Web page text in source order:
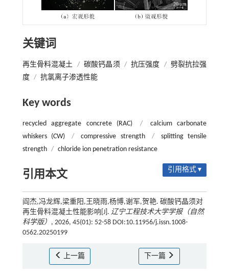
关键词
再生骨料混凝土 / 碳酸钙晶须 / 抗压强度 / 劈裂抗拉强
度 / 抗氯离子渗透性能
Key words
recycled aggregate concrete (RAC) /
calcium carbonate
whiskers (CW)
/ compressive strength /
splitting tensile
strength / chloride ion penetration resistance
引用本文 引用格式 ▾
阎杰,冯龙辉,梁重阳,王晓雨,杨博,谢军,贺艳. 碳酸钙晶须对
再生骨料混凝土性能影响[J]. 辽宁工程技术大学学报（自然
科学版） , 2026, 45(01): 52-58 DOI:10.11956/j.issn.1008-
0562.20250199
上一篇 下一篇